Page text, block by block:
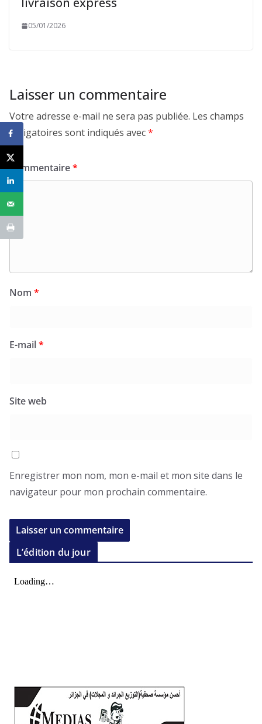
05/01/2026
Laisser un commentaire
Votre adresse e-mail ne sera pas publiée. Les champs
obligatoires sont indiqués avec*
Commentaire*
Nom *
E-mail*
Site web
Enregistrer mon nom, mon e-mail et mon site dans le
navigateur pour mon prochain commentaire.
L’édition du jour